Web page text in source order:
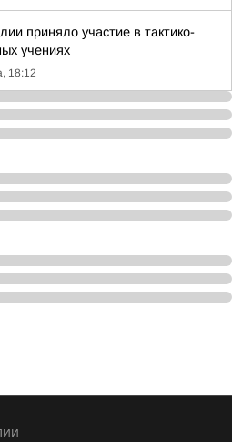
приняло участие в тактико-
учениях
18:12